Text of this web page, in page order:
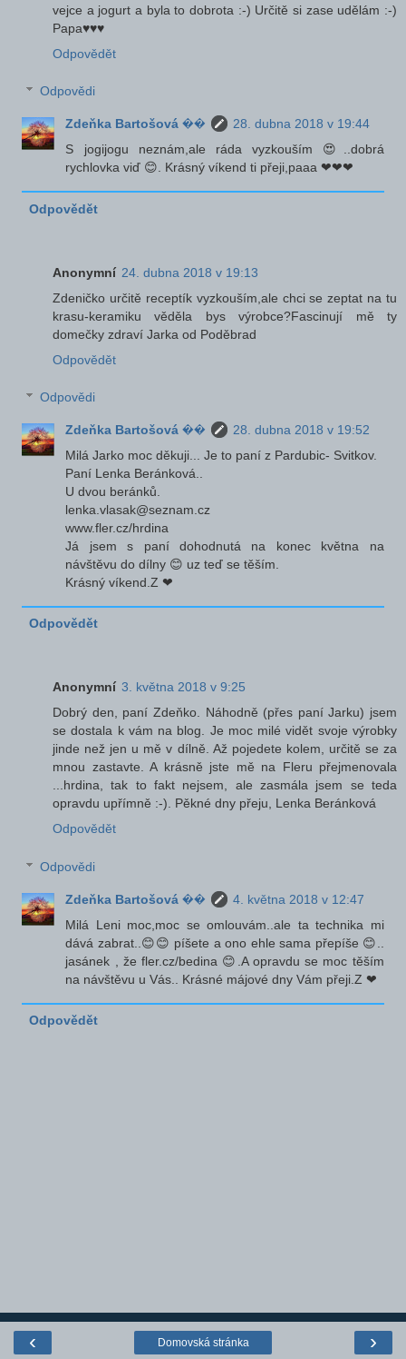
vejce a jogurt a byla to dobrota :-) Určitě si zase udělám :-)
Papa♥♥♥
Odpovědět
Odpovědi
Zdeňka Bartošová ��
28. dubna 2018 v 19:44
S jogijogu neznám,ale ráda vyzkouším 😍..dobrá
rychlovka viď 😊. Krásný víkend ti přeji,paaa ❤❤❤
Odpovědět
Anonymní 24. dubna 2018 v 19:13
Zdeničko určitě receptík vyzkouším,ale chci se zeptat na tu
krasu-keramiku věděla bys výrobce?Fascinují mě ty
domečky zdraví Jarka od Poděbrad
Odpovědět
Odpovědi
Zdeňka Bartošová ��
28. dubna 2018 v 19:52
Milá Jarko moc děkuji... Je to paní z Pardubic- Svitkov.
Paní Lenka Beránková..
U dvou beránků.
lenka.vlasak@seznam.cz
www.fler.cz/hrdina
Já jsem s paní dohodnutá na konec května na
návštěvu do dílny 😊 uz teď se těším.
Krásný víkend.Z ❤
Odpovědět
Anonymní 3. května 2018 v 9:25
Dobrý den, paní Zdeňko. Náhodně (přes paní Jarku) jsem
se dostala k vám na blog. Je moc milé vidět svoje výrobky
jinde než jen u mě v dílně. Až pojedete kolem, určitě se za
mnou zastavte. A krásně jste mě na Fleru přejmenovala
...hrdina, tak to fakt nejsem, ale zasmála jsem se teda
opravdu upřímně :-). Pěkné dny přeju, Lenka Beránková
Odpovědět
Odpovědi
Zdeňka Bartošová ��
4. května 2018 v 12:47
Milá Leni moc,moc se omlouvám..ale ta technika mi
dává zabrat..😊😊 píšete a ono ehle sama přepíše 😊..
jasánek , že fler.cz/bedina 😊.A opravdu se moc těším
na návštěvu u Vás.. Krásné májové dny Vám přeji.Z ❤
Odpovědět
‹ ›
Domovská stránka